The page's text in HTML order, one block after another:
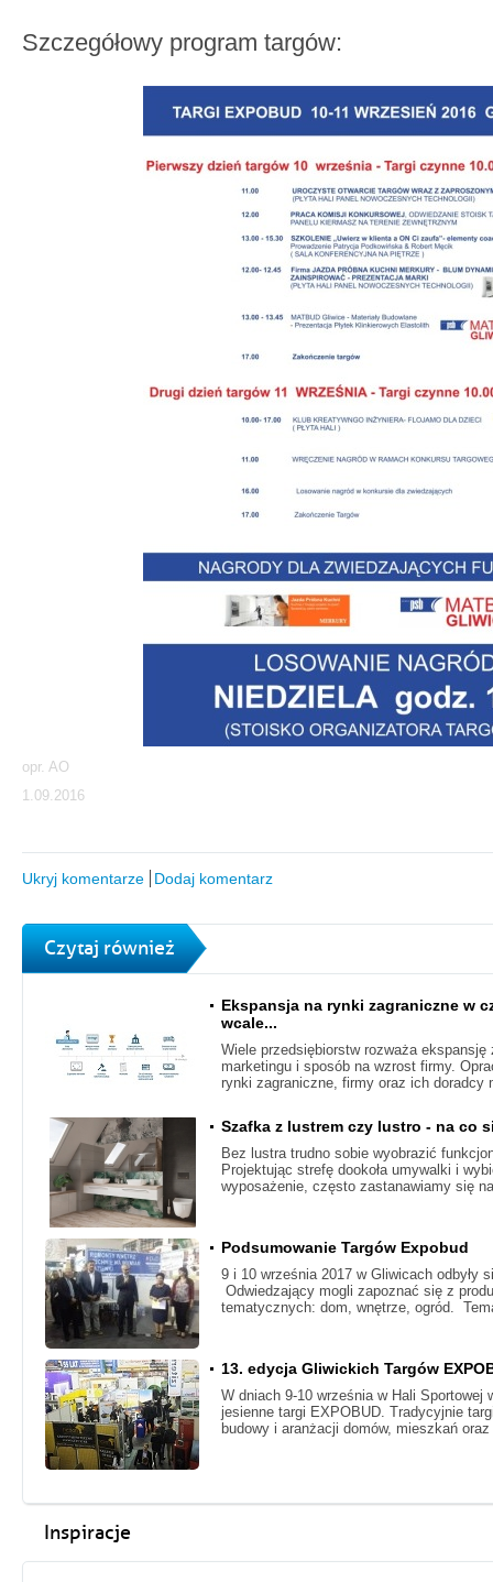
Szczegółowy program targów:
opr. AO
1.09.2016
Ukryj komentarze Dodaj komentarz
Czytaj również
Ekspansja na rynki zagraniczne w
wcale...
Wiele przedsiębiorstw rozważa
marketingu i sposób na wzrost firmy.
rynki zagraniczne, firmy oraz ich
Szafka z lustrem czy lustro - na co
Bez lustra trudno sobie wyobrazić
Projektując strefę dookoła umywalki i
wyposażenie, często zastanawiamy się
Podsumowanie Targów Expobud
​9 i 10 września 2017 w Gliwicach odbyły
Odwiedzający mogli zapoznać się z
tematycznych: dom, wnętrze, ogród.
13. edycja Gliwickich Targów
W dniach 9-10 września w Hali Sportowej
jesienne targi EXPOBUD. Tradycyjnie
budowy i aranżacji domów, mieszkań
Inspiracje